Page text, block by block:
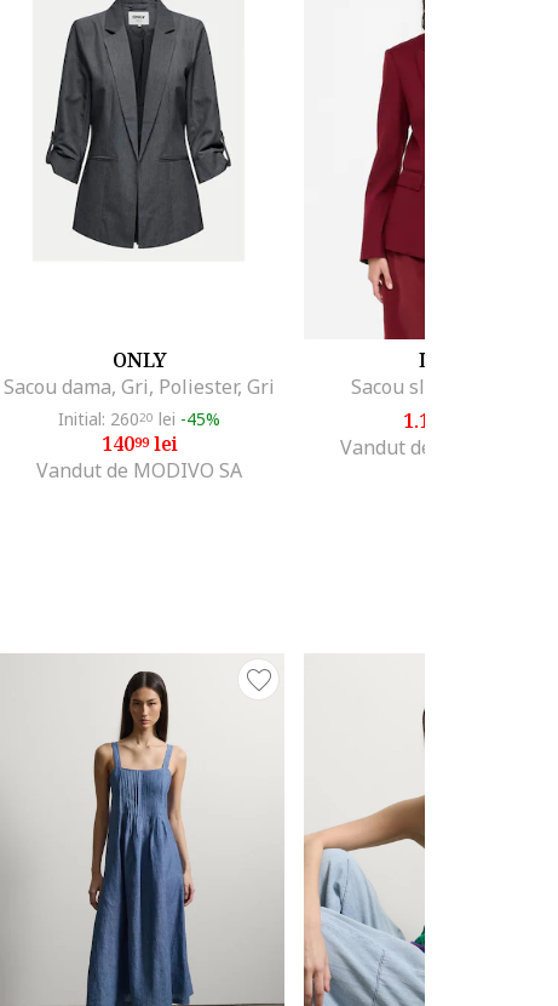
ONLY
Sacou dama, Gri, Poliester, Gri
Initial: 26020 lei -45%
14099lei
Vandut de MODIVO SA
LIU JO
Sacou slim-fit, Visiniu
1.119
Vandut de Fashion Days